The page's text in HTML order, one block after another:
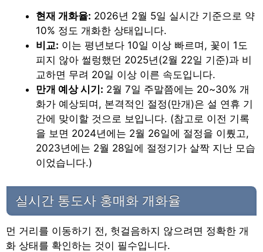
현재 개화율: 2026년 2월 5일 실시간 기준으로 약
10% 정도 개화한 상태입니다.
비교: 이는 평년보다 10일 이상 빠르며, 꽃이 1도
피지 않아 썰렁했던 2025년(2월 22일 기준)과 비
교하면 무려 20일 이상 이른 속도입니다.
만개 예상 시기: 2월 7일 주말쯤에는 20~30% 개
화가 예상되며, 본격적인 절정(만개)은 설 연휴 기
간에 맞이할 것으로 보입니다. (참고로 이전 기록
을 보면 2024년에는 2월 26일에 절정을 이뤘고,
2023년에는 2월 28일에 절정기가 살짝 지난 모습
이었습니다.)
실시간 통도사 홍매화 개화율
먼 거리를 이동하기 전, 헛걸음하지 않으려면 정확한 개
화 상태를 확인하는 것이 필수입니다.